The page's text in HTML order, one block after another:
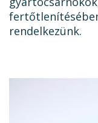
rendelkezünk.